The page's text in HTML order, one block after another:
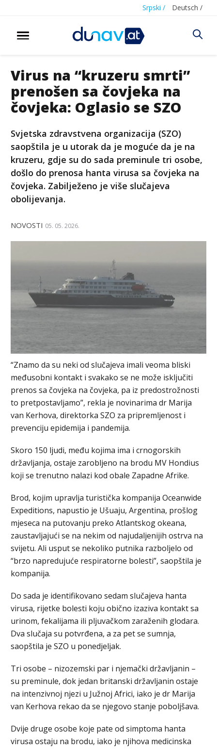
Srpski / Deutsch /
Virus na “kruzeru smrti”
prenošen sa čovjeka na
čovjeka: Oglasio se SZO
Svjetska zdravstvena organizacija (SZO)
saopštila je u utorak da je moguće da je na
kruzeru, gdje su do sada preminule tri osobe,
došlo do prenosa hanta virusa sa čovjeka na
čovjeka. Zabilježeno je više slučajeva
obolijevanja.
NOVOSTI 05. 05. 2026.
“Znamo da su neki od slučajeva imali veoma bliski
međusobni kontakt i svakako se ne može isključiti
prenos sa čovjeka na čovjeka, pa iz predostrožnosti
to pretpostavljamo”, rekla je novinarima dr Marija
van Kerhova, direktorka SZO za pripremljenost i
prevenciju epidemija i pandemija.
Skoro 150 ljudi, među kojima ima i crnogorskih
državljanja, ostaje zarobljeno na brodu MV Hondius
koji se trenutno nalazi kod obale Zapadne Afrike.
Brod, kojim upravlja turistička kompanija Oceanwide
Expeditions, napustio je Ušuaju, Argentina, prošlog
mjeseca na putovanju preko Atlantskog okeana,
zaustavljajući se na nekim od najudaljenijih ostrva na
svijetu. Ali usput se nekoliko putnika razboljelo od
“brzo napredujuće respiratorne bolesti”, saopštila je
kompanija.
Do sada je identifikovano sedam slučajeva hanta
virusa, rijetke bolesti koju obično izaziva kontakt sa
urinom, fekalijama ili pljuvačkom zaraženih glodara.
Dva slučaja su potvrđena, a za pet se sumnja,
saopštila je SZO u ponedjeljak.
Tri osobe – nizozemski par i njemački državljanin –
su preminule, dok jedan britanski državljanin ostaje
na intenzivnoj njezi u Južnoj Africi, iako je dr Marija
van Kerhova rekao da se njegovo stanje poboljšava.
Dvije druge osobe koje pate od simptoma hanta
virusa ostaju na brodu, iako je njihova medicinska